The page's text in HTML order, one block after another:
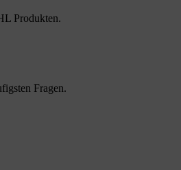
Produkten.
Fragen.